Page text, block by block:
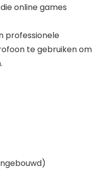
online games
professionele
te gebruiken om